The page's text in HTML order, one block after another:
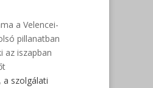
a Velencei-
pillanatban
az iszapban
a szolgálati